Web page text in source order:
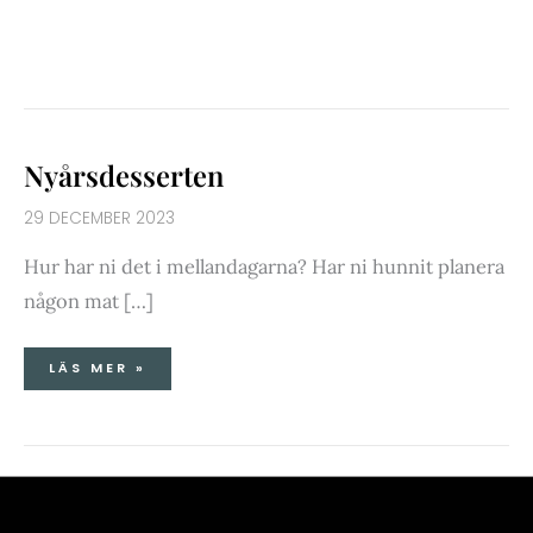
Nyårsdesserten
29 DECEMBER 2023
Hur har ni det i mellandagarna? Har ni hunnit planera
någon mat […]
NYÅRSDESSERTEN
LÄS MER »